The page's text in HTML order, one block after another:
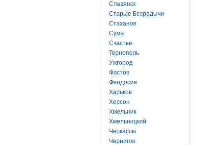
Славянск
Старые Безрадычи
Стаханов
Сумы
Счастье
Тернополь
Ужгород
Фастов
Феодосия
Харьков
Херсон
Хмельник
Хмельницкий
Черкассы
Чернигов